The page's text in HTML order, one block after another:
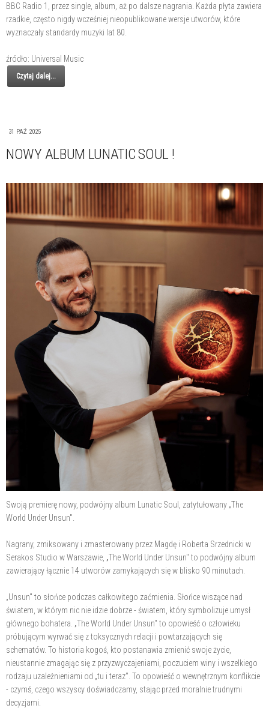
BBC Radio 1, przez single, album, aż po dalsze nagrania. Każda płyta zawiera
rzadkie, często nigdy wcześniej nieopublikowane wersje utworów, które
wyznaczały standardy muzyki lat 80.
źródło: Universal Music
Czytaj dalej...
31 PAŹ 2025
NOWY ALBUM LUNATIC SOUL !
Swoją premierę nowy, podwójny album Lunatic Soul, zatytułowany „The
World Under Unsun".
Nagrany, zmiksowany i zmasterowany przez Magdę i Roberta Srzednicki w
Serakos Studio w Warszawie, „The World Under Unsun" to podwójny album
zawierający łącznie 14 utworów zamykających się w blisko 90 minutach.
„Unsun" to słońce podczas całkowitego zaćmienia. Słońce wiszące nad
światem, w którym nic nie idzie dobrze - światem, który symbolizuje umysł
głównego bohatera. „The World Under Unsun" to opowieść o człowieku
próbującym wyrwać się z toksycznych relacji i powtarzających się
schematów. To historia kogoś, kto postanawia zmienić swoje życie,
nieustannie zmagając się z przyzwyczajeniami, poczuciem winy i wszelkiego
rodzaju uzależnieniami od „tu i teraz". To opowieść o wewnętrznym konflikcie
- czymś, czego wszyscy doświadczamy, stając przed moralnie trudnymi
decyzjami.